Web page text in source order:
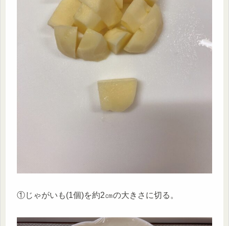
①じゃがいも(1個)を約2㎝の大きさに切る。